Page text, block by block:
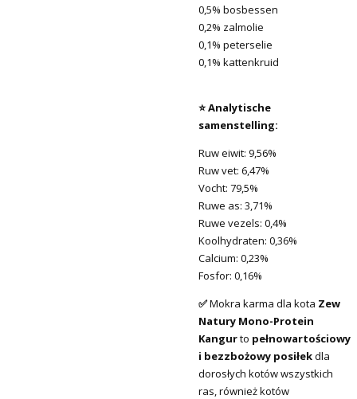
0,5% bosbessen
0,2% zalmolie
0,1% peterselie
0,1% kattenkruid
⭐ Analytische
samenstelling:
Ruw eiwit: 9,56%
Ruw vet: 6,47%
Vocht: 79,5%
Ruwe as: 3,71%
Ruwe vezels: 0,4%
Koolhydraten: 0,36%
Calcium: 0,23%
Fosfor: 0,16%
✅Mokra karma dla kota Zew
Natury Mono-Protein
Kangurto pełnowartościowy
i bezzbożowy posiłekdla
dorosłych kotów wszystkich
ras, również kotów